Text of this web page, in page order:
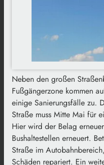
Neben den großen
Fußgängerzone kommen
einige Sanierungsfälle zu.
Straße muss Mitte Mai für
Hier wird der Belag
Bushaltestellen erneuert.
Straße im
Schäden repariert. Ein